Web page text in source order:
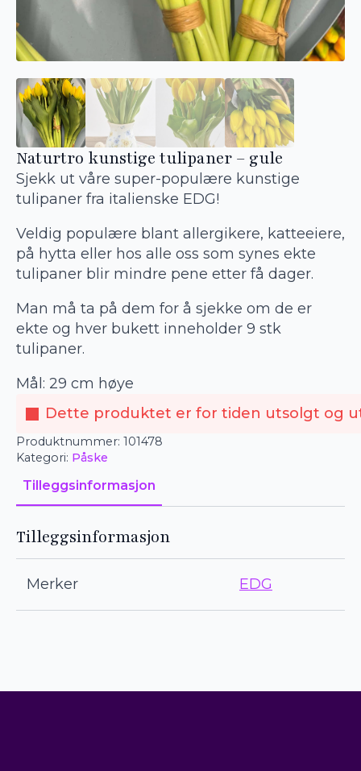
Naturtro kunstige tulipaner – gule
Sjekk ut våre super-populære kunstige
tulipaner fra italienske EDG!
Veldig populære blant allergikere, katteeiere,
på hytta eller hos alle oss som synes ekte
tulipaner blir mindre pene etter få dager.
Man må ta på dem for å sjekke om de er
ekte og hver bukett inneholder 9 stk
tulipaner.
Mål: 29 cm høye
Dette produktet er for tiden utsolgt og
Produktnummer: 101478
Kategori: Påske
Tilleggsinformasjon
Tilleggsinformasjon
Merker EDG